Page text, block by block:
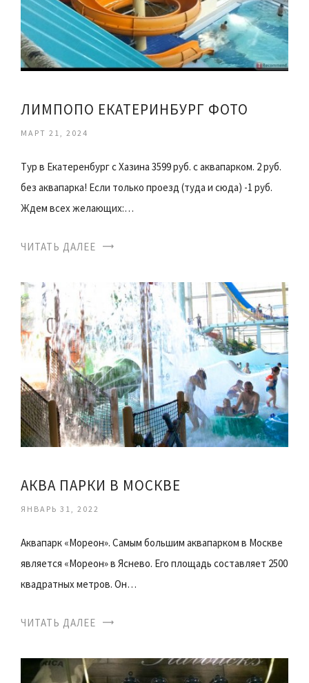
ЛИМПОПО ЕКАТЕРИНБУРГ ФОТО
МАРТ 21, 2024
Тур в Екатеренбург с Хазина 3599 руб. с аквапарком. 2 руб.
без аквапарка! Если только проезд (туда и сюда) -1 руб.
Ждем всех желающих:…
ЧИТАТЬ ДАЛЕЕ
АКВА ПАРКИ В МОСКВЕ
ЯНВАРЬ 31, 2022
Аквапарк «Мореон». Самым большим аквапарком в Москве
является «Мореон» в Яснево. Его площадь составляет 2500
квадратных метров. Он…
ЧИТАТЬ ДАЛЕЕ